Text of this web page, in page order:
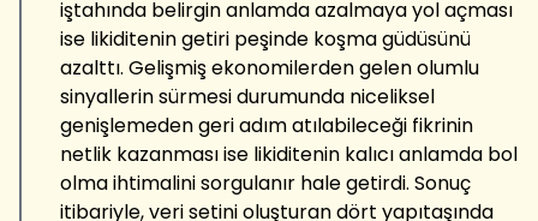
iştahında belirgin anlamda azalmaya yol açması
ise likiditenin getiri peşinde koşma güdüsünü
azalttı. Gelişmiş ekonomilerden gelen olumlu
sinyallerin sürmesi durumunda niceliksel
genişlemeden geri adım atılabileceği fikrinin
netlik kazanması ise likiditenin kalıcı anlamda bol
olma ihtimalini sorgulanır hale getirdi. Sonuç
itibariyle, veri setini oluşturan dört yapıtaşında